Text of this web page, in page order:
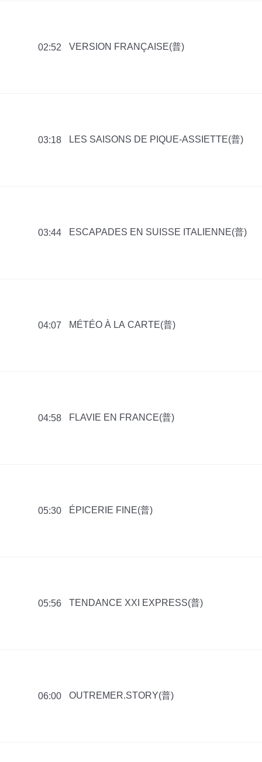
02:52 VERSION FRANÇAISE(普)
03:18 LES SAISONS DE PIQUE-ASSIETTE(普)
03:44 ESCAPADES EN SUISSE ITALIENNE(普)
04:07 MÉTÉO À LA CARTE(普)
04:58 FLAVIE EN FRANCE(普)
05:30 ÉPICERIE FINE(普)
05:56 TENDANCE XXI EXPRESS(普)
06:00 OUTREMER.STORY(普)